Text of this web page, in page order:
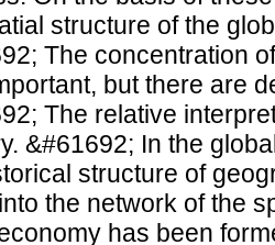
structure of the
The concentration
but there are
The relative
&#61692; In the
structure of
the network of the
has been